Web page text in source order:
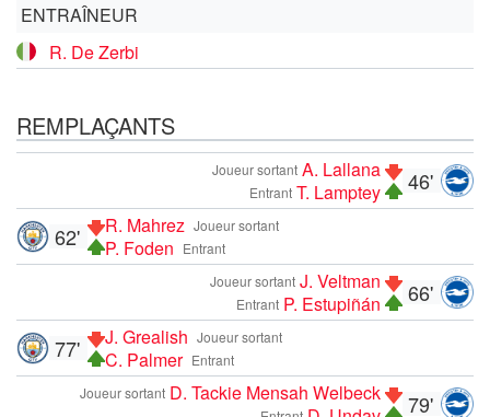
ENTRAÎNEUR
R. De Zerbi
REMPLAÇANTS
46'
Joueur sortant A. Lallana
Entrant T. Lamptey
Joueur sortant
R. Mahrez
Entrant
P. Foden
62'
66'
Joueur sortant J. Veltman
Entrant P. Estupiñán
Joueur sortant
J. Grealish
Entrant
C. Palmer
77'
79'
Joueur sortant D. Tackie Mensah Welbeck